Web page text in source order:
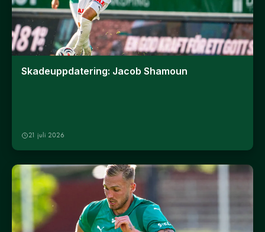
Skadeuppdatering: Jacob Shamoun
21 juli 2026